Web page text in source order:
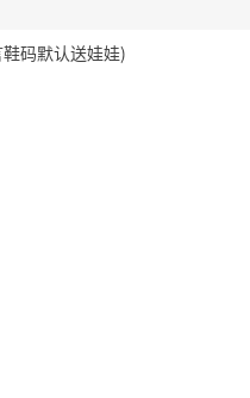
码默认送娃娃)